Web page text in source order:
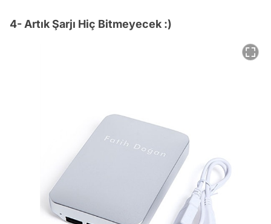
4- Artık Şarjı Hiç Bitmeyecek :)